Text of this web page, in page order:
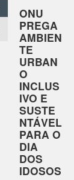
ONU
PREGA
AMBIEN
TE
URBAN
O
INCLUS
IVO E
SUSTE
NTÁVEL
PARA O
DIA
DOS
IDOSOS